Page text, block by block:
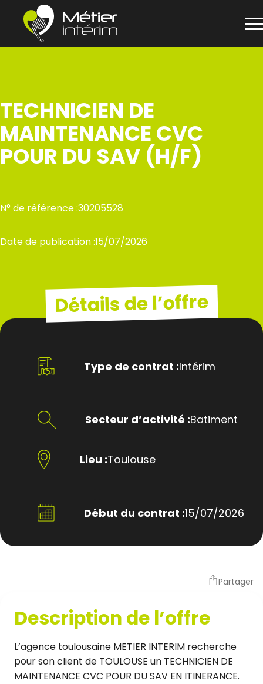
TECHNICIEN DE
MAINTENANCE CVC
POUR DU SAV (H/F)
N° de référence :30205528
Date de publication :15/07/2026
Détails de l’offre
Type de contrat :Intérim
Secteur d’activité :Batiment
Lieu :Toulouse
Début du contrat :15/07/2026
Partager
Description de l’offre
L’agence toulousaine METIER INTERIM recherche
pour son client de TOULOUSE un TECHNICIEN DE
MAINTENANCE CVC POUR DU SAV EN ITINERANCE.
Panneau de gestion des cookies